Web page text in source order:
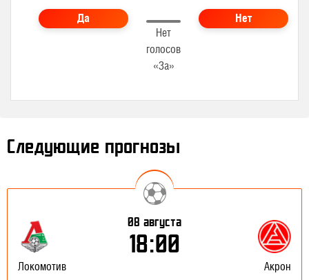
Да
Нет
голосов
«За»
Нет
Следующие прогнозы
08 августа
18:00
Локомотив Акрон